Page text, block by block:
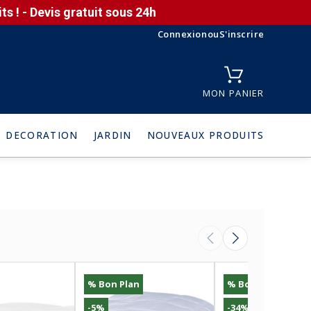
! - Devis gratuit sous 24h
ConnexionouS'inscrire
MON PANIER
DECORATION JARDIN NOUVEAUX PRODUITS
% Bon Plan
-5%
% Bon Plan
-34%